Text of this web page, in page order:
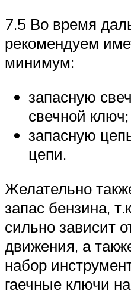
7.5 Во время
рекомендуем
минимум:
запасную
свечной ключ;
запасную
цепи.
Желательно
запас бензина,
сильно зависит
движения, а
набор
гаечные ключи